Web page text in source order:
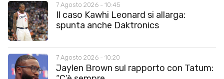
7 Agosto 2026 - 10:45
Il caso Kawhi Leonard si allarga:
spunta anche Daktronics
7 Agosto 2026 - 10:20
Jaylen Brown sul rapporto con Tatum: